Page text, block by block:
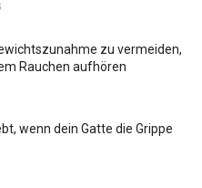
zu vermeiden,
Rauchen aufhören
wenn dein Gatte die Grippe